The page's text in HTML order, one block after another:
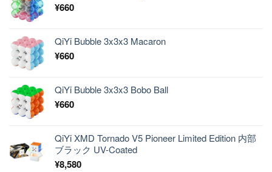
¥660
QiYi Bubble 3x3x3 Macaron
¥660
QiYi Bubble 3x3x3 Bobo Ball
¥660
QiYi XMD Tornado V5 Pioneer Limited Edition 内部
ブラック UV-Coated
¥8,580